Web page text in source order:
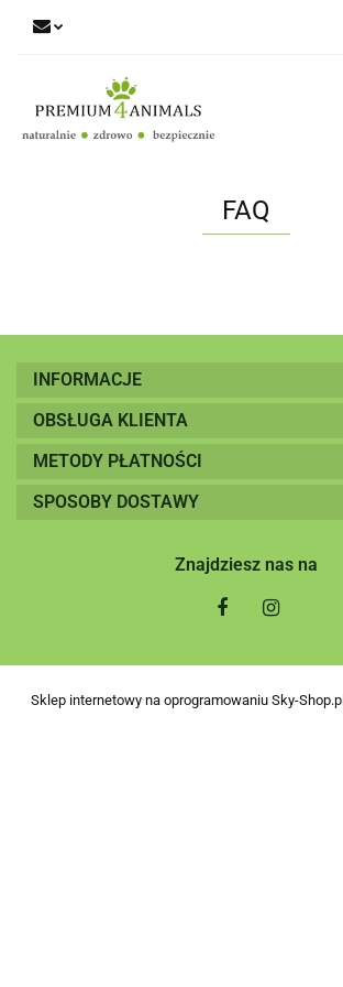
FAQ
INFORMACJE
OBSŁUGA KLIENTA
METODY PŁATNOŚCI
SPOSOBY DOSTAWY
Znajdziesz nas na
Sklep internetowy na oprogramowaniu Sky-Shop.pl